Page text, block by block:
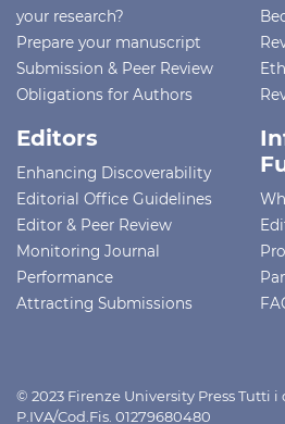
your research?
Prepare your manuscript
Submission & Peer Review
Obligations for Authors
Editors
Enhancing Discoverability
Editorial Office Guidelines
Editor & Peer Review
Monitoring Journal
Performance
Attracting Submissions
© 2023 Firenze University Press Tutti
P.IVA/Cod.Fis. 01279680480